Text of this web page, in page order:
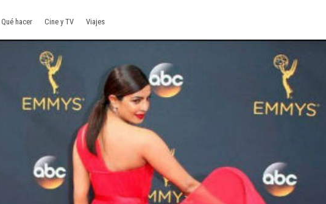
Qué hacer Cine y TV Viajes